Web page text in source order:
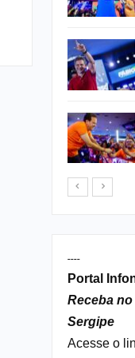
----
Portal
Receba
Sergipe
Acesse o